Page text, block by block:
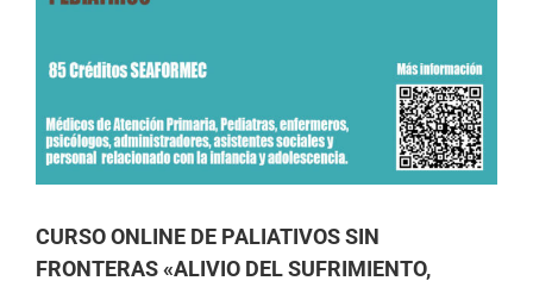
CURSO ONLINE DE PALIATIVOS SIN
FRONTERAS «ALIVIO DEL SUFRIMIENTO,